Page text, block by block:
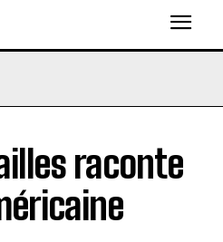
raconte